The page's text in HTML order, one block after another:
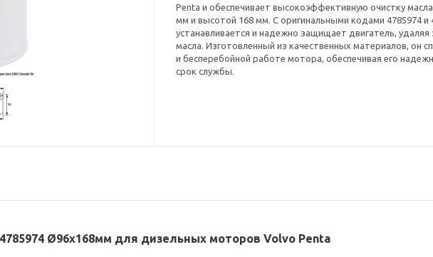
Penta и обеспечивает высокоэффективную очистку
мм и высотой 168 мм. С оригинальными кодами 4785974 и
устанавливается и надежно защищает двигатель, удаляя
масла. Изготовленный из качественных материалов, он
и бесперебойной работе мотора, обеспечивая его
срок службы.
Ø96x168мм для дизельных моторов Volvo Penta